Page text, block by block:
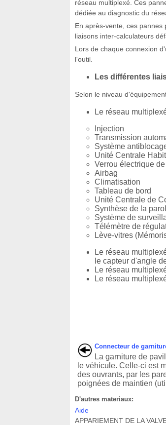
réseau multiplexé. Ces
dédiée au diagnostic du
En après-vente, ces
liaisons inter-calculateurs
Lors de chaque connexion
l'outil.
Les différentes
Selon le niveau
Le réseau
Injection
Transmission
Système
Unité Centrale
Verrou électrique
Airbag
Climatisation
Tableau de bord
Unité Centrale de
Synthèse de la
Système de
Télémètre de
Lève-vitres
Le réseau
le capteur d'angle
Le réseau
Le réseau
Connecteur de
La garniture de
le véhicule. Celle-ci est
des ouvrants, par les
poignées de maintien
D'autres materiaux:
Aide
APPARIEMENT DE LA